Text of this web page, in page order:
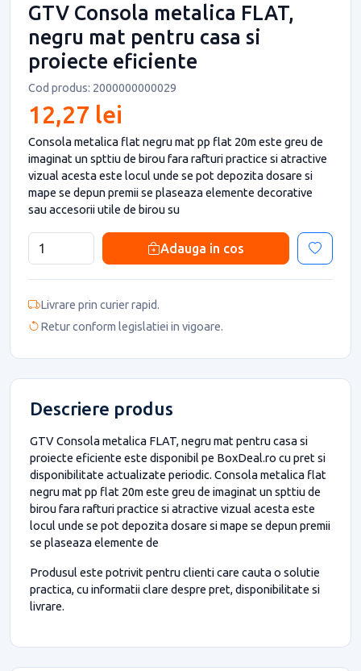
GTV Consola metalica FLAT,
negru mat pentru casa si
proiecte eficiente
Cod produs: 2000000000029
12,27 lei
Consola metalica flat negru mat pp flat 20m este greu de
imaginat un spttiu de birou fara rafturi practice si atractive
vizual acesta este locul unde se pot depozita dosare si
mape se depun premii se plaseaza elemente decorative
sau accesorii utile de birou su
Adauga in cos
Livrare prin curier rapid.
Retur conform legislatiei in vigoare.
Descriere produs
GTV Consola metalica FLAT, negru mat pentru casa si
proiecte eficiente este disponibil pe BoxDeal.ro cu pret si
disponibilitate actualizate periodic. Consola metalica flat
negru mat pp flat 20m este greu de imaginat un spttiu de
birou fara rafturi practice si atractive vizual acesta este
locul unde se pot depozita dosare si mape se depun premii
se plaseaza elemente de
Produsul este potrivit pentru clienti care cauta o solutie
practica, cu informatii clare despre pret, disponibilitate si
livrare.